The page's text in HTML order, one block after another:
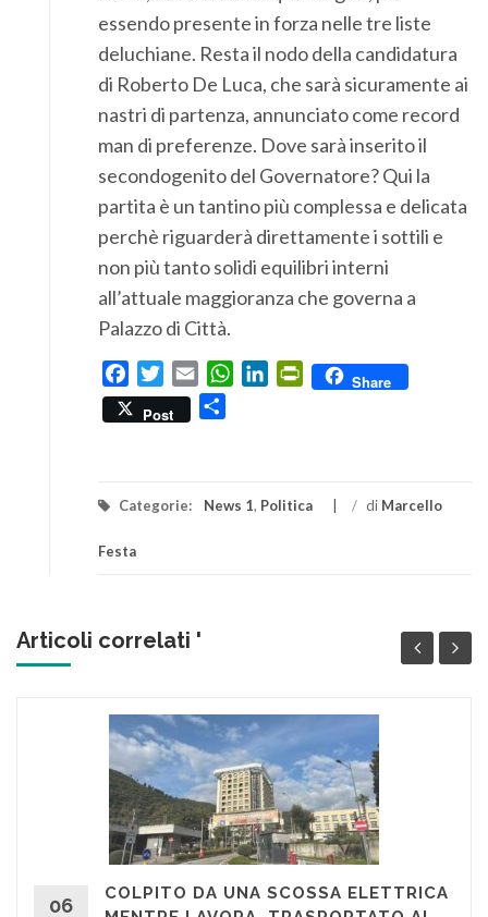
essendo presente in forza nelle tre liste
deluchiane. Resta il nodo della candidatura
di Roberto De Luca, che sarà sicuramente ai
nastri di partenza, annunciato come record
man di preferenze. Dove sarà inserito il
secondogenito del Governatore? Qui la
partita è un tantino più complessa e delicata
perchè riguarderà direttamente i sottili e
non più tanto solidi equilibri interni
all’attuale maggioranza che governa a
Palazzo di Città.
FacebookTwitterEmail WhatsApp
LinkedInPrintFriendly
Share
Post
Categorie: News 1, Politica / di Marcello
Festa
Articoli correlati '
06
COLPITO DA UNA SCOSSA ELETTRICA